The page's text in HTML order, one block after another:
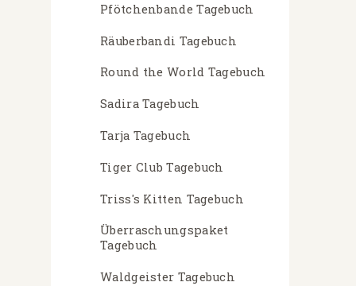
Pfötchenbande Tagebuch
Räuberbandi Tagebuch
Round the World Tagebuch
Sadira Tagebuch
Tarja Tagebuch
Tiger Club Tagebuch
Triss's Kitten Tagebuch
Überraschungspaket
Tagebuch
Waldgeister Tagebuch